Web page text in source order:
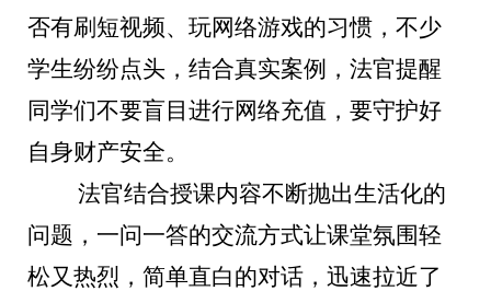
否有刷短视频、玩网络游戏的习惯，不少
学生纷纷点头，结合真实案例，法官提醒
同学们不要盲目进行网络充值，要守护好
自身财产安全。
法官结合授课内容不断抛出生活化的
问题，一问一答的交流方式让课堂氛围轻
松又热烈，简单直白的对话，迅速拉近了